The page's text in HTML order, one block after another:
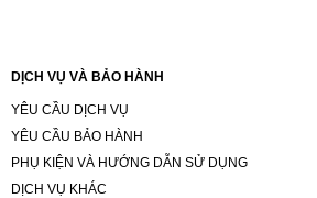
DỊCH VỤ VÀ BẢO HÀNH
YÊU CẦU DỊCH VỤ
YÊU CẦU BẢO HÀNH
PHỤ KIỆN VÀ HƯỚNG DẪN SỬ DỤNG
DỊCH VỤ KHÁC